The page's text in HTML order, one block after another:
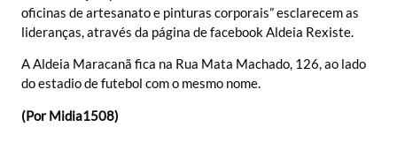
oficinas de artesanato e pinturas corporais” esclarecem as
lideranças, através da página de facebook Aldeia Rexiste.
A Aldeia Maracanã fica na Rua Mata Machado, 126, ao lado
do estadio de futebol com o mesmo nome.
(Por Midia1508)